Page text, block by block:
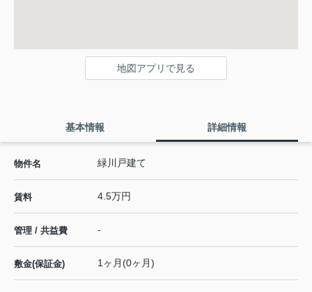
地図アプリで見る
基本情報 詳細情報
物件名 緑川戸建て
賃料 4.5万円
管理 / 共益費 -
敷金(保証金) 1ヶ月(0ヶ月)